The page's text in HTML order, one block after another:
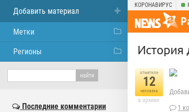
КОРОНАВИРУС
История
отметили
12
человека
в архиве
1
Добавить материал
Метки
Регионы
Последние комментарии